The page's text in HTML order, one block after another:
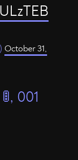
October 31,
001